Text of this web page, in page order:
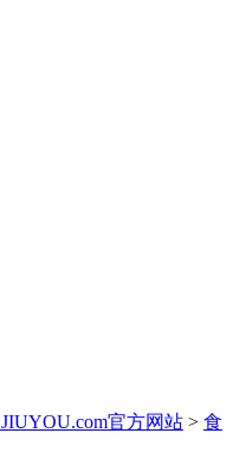
JIUYOU.com官方网站 > 食